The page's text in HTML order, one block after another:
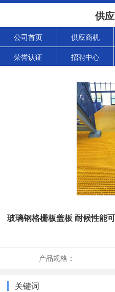
供
公司首页 供应商机
荣誉认证 招聘中心
玻璃钢格栅板盖板 耐候性能
产品规格：
关键词